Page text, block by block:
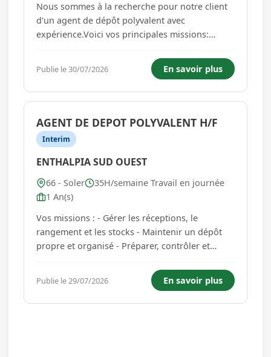
Nous sommes à la recherche pour notre client
d'un agent de dépôt polyvalent avec
expérience.Voici vos principales missions:
contrôler et ranger les matériaux, matériels et
équipements- Suivre les stocks du dépôt
matériaux ...
Publie le 30/07/2026 En savoir plus
AGENT DE DEPOT POLYVALENT H/F
Interim
ENTHALPIA SUD OUEST
66 - Soler
35H/semaine Travail en journée
1 An(s)
Vos missions : - Gérer les réceptions, le
rangement et les stocks - Maintenir un dépôt
propre et organisé - Préparer, contrôler et
disponibilité pour les équipes - Conduire la
grue et réaliser les opérations de
chargement/déchargement - Respe...
Publie le 29/07/2026 En savoir plus